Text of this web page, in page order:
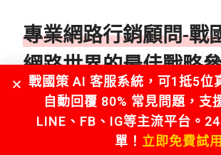
專業網路行銷顧問-戰
網路世界的最佳戰略
全方位網路行銷顧問服務，為企業直接
績，創造源源不絕網路商機。從最前端
影音社群代操製作，到網站後台數據分
戰國策 AI 客服系統，可1抵5位
自動回覆 80% 常見問題，支
LINE、FB、IG等主流平台。
單！ 立即免費試用